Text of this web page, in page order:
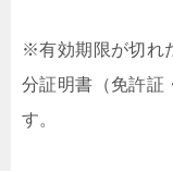
※有効期限が切れ
分証明書（免許証
す。